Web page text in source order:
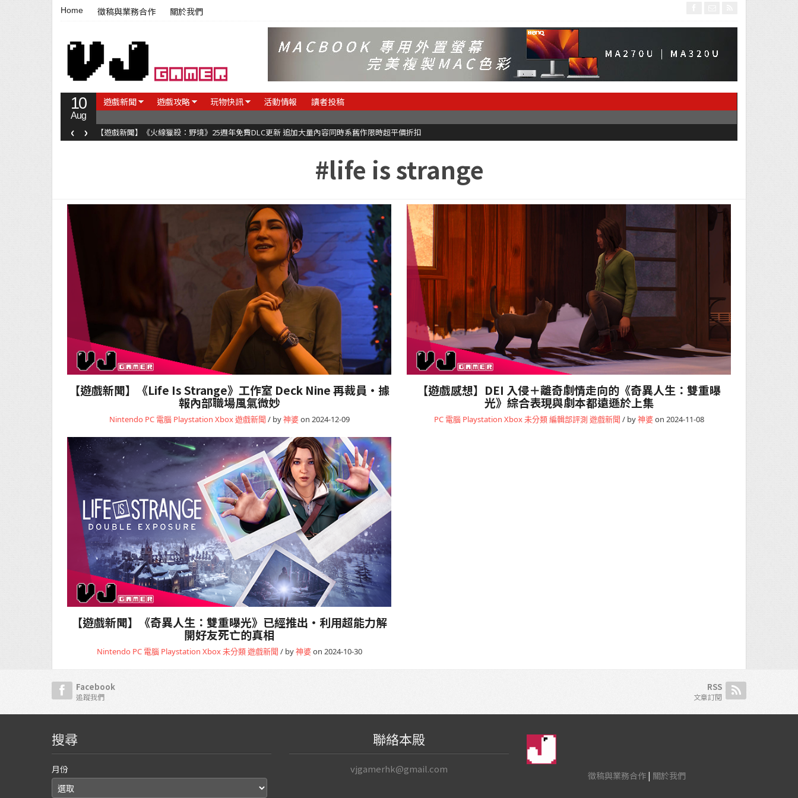
Home 徵稿與業務合作 關於我們
10
Aug
遊戲新聞 遊戲攻略 玩物快訊 活動情報 讀者投稿
【遊戲新聞】《火線獵殺：野境》25週年免費DLC更新 追加大量內容同時系舊作限時超平價折扣
‹ ›
#life is strange
【遊戲新聞】《Life Is Strange》工作室 Deck Nine 再裁員・據
報內部職場風氣微妙
Nintendo PC 電腦 Playstation Xbox遊戲新聞 / by神婆on 2024-12-09
【遊戲感想】DEI 入侵＋離奇劇情走向的《奇異人生：雙重曝
光》綜合表現與劇本都遠遜於上集
PC 電腦 Playstation Xbox未分類編輯部評測 遊戲新聞 / by神婆on 2024-11-08
【遊戲新聞】《奇異人生：雙重曝光》已經推出・利用超能力解
開好友死亡的真相
Nintendo PC 電腦 Playstation Xbox未分類遊戲新聞 / by神婆on 2024-10-30
Facebook
追蹤我們
RSS
文章訂閱
搜尋
月份
聯絡本殿
vjgamerhk@gmail.com
徵稿與業務合作| 關於我們